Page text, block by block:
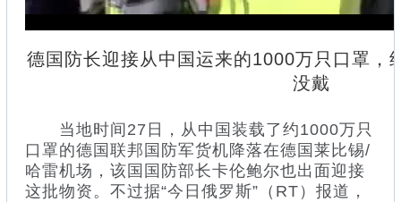
德国防长迎接从中国运来的1000万只口罩，
没戴
当地时间27日，从中国装载了约1000万只
口罩的德国联邦国防军货机降落在德国莱比锡/
哈雷机场，该国国防部长卡伦鲍尔也出面迎接
这批物资。不过据“今日俄罗斯”（RT）报道，